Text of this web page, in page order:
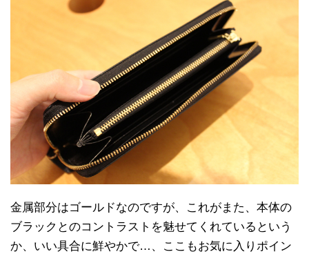
金属部分はゴールドなのですが、これがまた、本体の
ブラックとのコントラストを魅せてくれているという
か、いい具合に鮮やかで…、ここもお気に入りポイン